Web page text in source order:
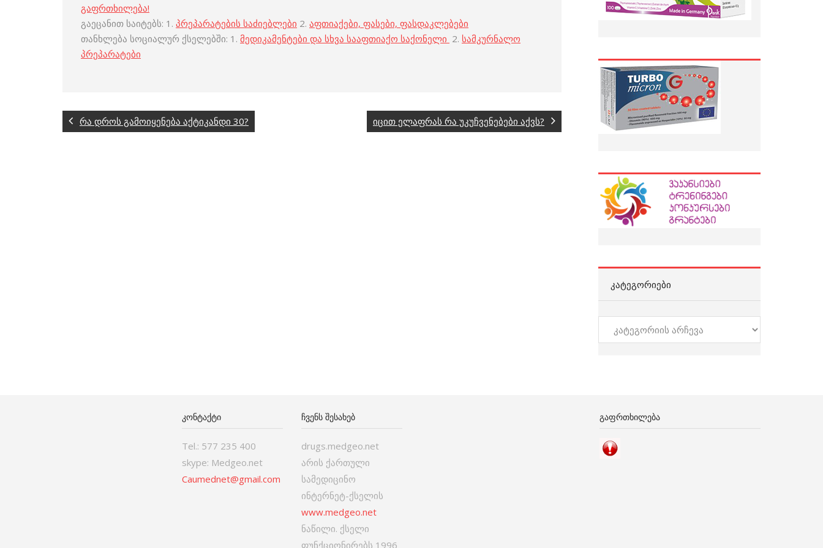
გაფრთხილება!
გაეცანით საიტებს: 1. პრეპარატების საძიებლები 2. აფთიაქები, ფასები, ფასდაკლებები
თანხლება სოციალურ ქსელებში: 1. მედიკამენტები და სხვა სააფთიაქო საქონელი 2. სამკურნალო
პრეპარატები
რა დროს გამოიყენება აქტიკანდი 30? იცით ელაფრას რა უკუჩვენებები აქვს?
ᲙᲐᲢᲔᲒᲝᲠᲘᲔᲑᲘ
კატეგორიები
ᲙᲝᲜᲢᲐᲥᲢᲘ
Tel.: 577 235 400
skype: Medgeo.net
Caumednet@gmail.com
ᲩᲕᲔᲜᲡ ᲨᲔᲡᲐᲮᲔᲑ
drugs.medgeo.net
არის ქართული
სამედიცინო
ინტერნეტ-ქსელის
www.medgeo.net
ნაწილი. ქსელი
ფუნქციონირებს 1996
ᲒᲐᲤᲠᲗᲮᲘᲚᲔᲑᲐ